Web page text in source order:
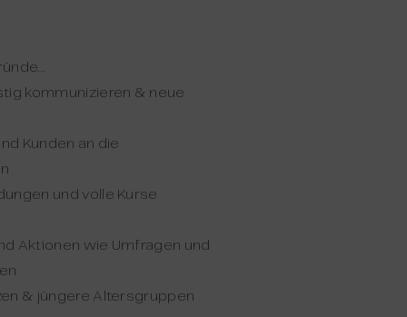
kommunizieren & neue
Kunden an die
und volle Kurse
Aktionen wie Umfragen und
& jüngere Altersgruppen